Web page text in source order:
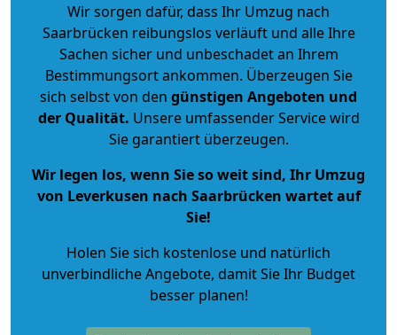
Wir sorgen dafür, dass Ihr Umzug nach
Saarbrücken reibungslos verläuft und alle Ihre
Sachen sicher und unbeschadet an Ihrem
Bestimmungsort ankommen. Überzeugen Sie
sich selbst von den günstigen Angeboten und
der Qualität. Unsere umfassender Service wird
Sie garantiert überzeugen.
Wir legen los, wenn Sie so weit sind, Ihr Umzug
von Leverkusen nach Saarbrücken wartet auf
Sie!
Holen Sie sich kostenlose und natürlich
unverbindliche Angebote, damit Sie Ihr Budget
besser planen!